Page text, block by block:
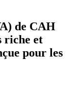
de CAH
riche et
pour les